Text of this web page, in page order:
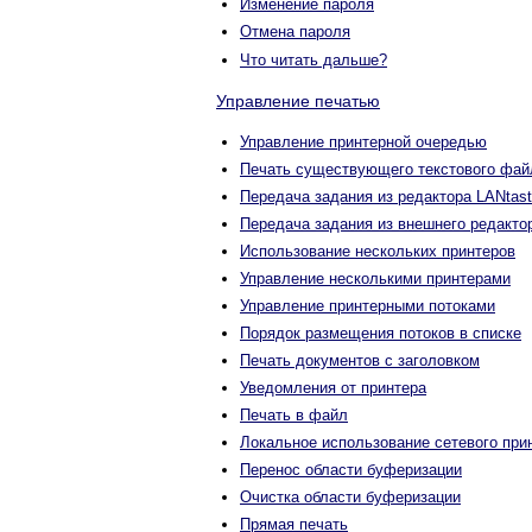
Изменение пароля
Отмена пароля
Что читать дальше?
Управление печатью
Управление принтерной очередью
Печать существующего текстового
Передача задания из редактора
Передача задания из внешнего
Использование нескольких принтеров
Управление несколькими принтерами
Управление принтерными потоками
Порядок размещения потоков в списке
Печать документов с заголовком
Уведомления от принтера
Печать в файл
Локальное использование сетевого
Перенос области буферизации
Очистка области буферизации
Прямая печать